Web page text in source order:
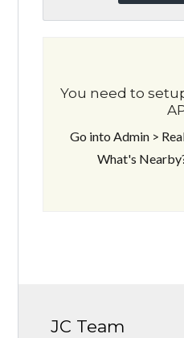
You need to
Go into Admin >
What's
JC Team